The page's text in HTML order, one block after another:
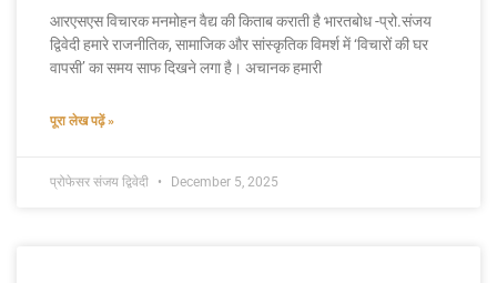
आरएसएस विचारक मनमोहन वैद्य की किताब कराती है भारतबोध -प्रो.संजय
द्विवेदी हमारे राजनीतिक, सामाजिक और सांस्कृतिक विमर्श में ‘विचारों की घर
वापसी’ का समय साफ दिखने लगा है। अचानक हमारी
पूरा लेख पढ़ें »
प्रोफेसर संजय द्विवेदी December 5, 2025